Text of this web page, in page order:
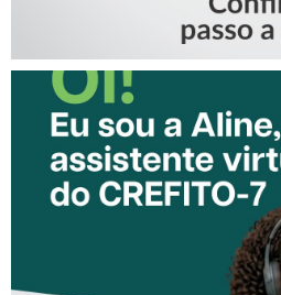
CONHEÇA A
ASSISTENTE